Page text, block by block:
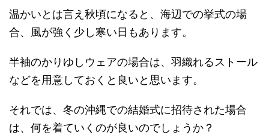
温かいとは言え秋頃になると、海辺での挙式の場
合、風が強く少し寒い日もあります。
半袖のかりゆしウェアの場合は、羽織れるストール
などを用意しておくと良いと思います。
それでは、冬の沖縄での結婚式に招待された場合
は、何を着ていくのが良いのでしょうか？